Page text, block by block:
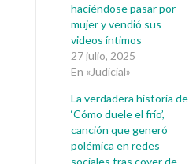
haciéndose pasar por
mujer y vendió sus
videos íntimos
27 julio, 2025
En «Judicial»
La verdadera historia de
‘Cómo duele el frío’,
canción que generó
polémica en redes
sociales tras cover de